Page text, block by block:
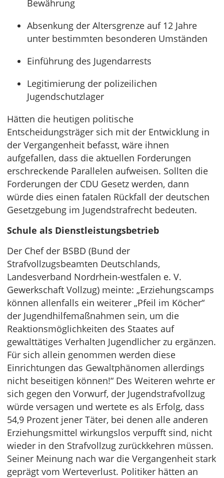
Bewährung
Absenkung der Altersgrenze auf 12 Jahre
unter bestimmten besonderen Umständen
Einführung des Jugendarrests
Legitimierung der polizeilichen
Jugendschutzlager
Hätten die heutigen politische
Entscheidungsträger sich mit der Entwicklung in
der Vergangenheit befasst, wäre ihnen
aufgefallen, dass die aktuellen Forderungen
erschreckende Parallelen aufweisen. Sollten die
Forderungen der CDU Gesetz werden, dann
würde dies einen fatalen Rückfall der deutschen
Gesetzgebung im Jugendstrafrecht bedeuten.
Schule als Dienstleistungsbetrieb
Der Chef der BSBD (Bund der
Strafvollzugsbeamten Deutschlands,
Landesverband Nordrhein-westfalen e. V.
Gewerkschaft Vollzug) meinte: „Erziehungscamps
können allenfalls ein weiterer „Pfeil im Köcher“
der Jugendhilfemaßnahmen sein, um die
Reaktionsmöglichkeiten des Staates auf
gewalttätiges Verhalten Jugendlicher zu ergänzen.
Für sich allein genommen werden diese
Einrichtungen das Gewaltphänomen allerdings
nicht beseitigen können!“ Des Weiteren wehrte er
sich gegen den Vorwurf, der Jugendstrafvollzug
würde versagen und wertete es als Erfolg, dass
54,9 Prozent jener Täter, bei denen alle anderen
Erziehungsmittel wirkungslos verpufft sind, nicht
wieder in den Strafvollzug zurückkehren müssen.
Seiner Meinung nach war die Vergangenheit stark
geprägt vom Werteverlust. Politiker hätten an